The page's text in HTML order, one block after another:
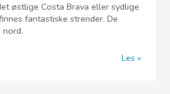
østlige Costa Brava eller sydlige
fantastiske strender. De
Les